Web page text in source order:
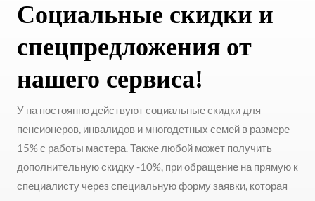
Социальные скидки и
спецпредложения от
нашего сервиса!
У на постоянно действуют социальные скидки для
пенсионеров, инвалидов и многодетных семей в размере
15% с работы мастера. Также любой может получить
дополнительную скидку -10%, при обращение на прямую к
специалисту через специальную форму заявки, которая